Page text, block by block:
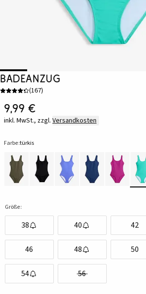
Badeanzug
(167)
9,99 €
inkl. MwSt., zzgl. Versandkosten
Farbe:türkis
Größe:
38 40 42
46 48 50
54 56